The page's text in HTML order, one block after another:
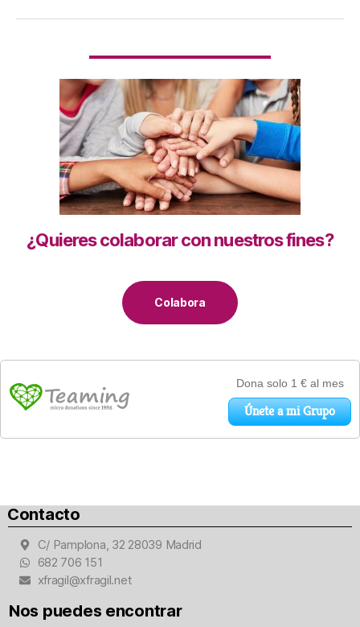
¿Quieres colaborar con nuestros fines?
Colabora
Contacto
C/ Pamplona, 32 28039 Madrid
682 706 151
xfragil@xfragil.net
Nos puedes encontrar